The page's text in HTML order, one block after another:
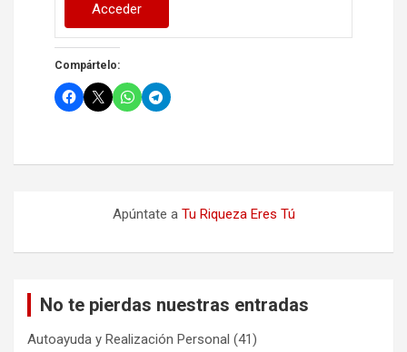
Acceder
Compártelo:
Apúntate a Tu Riqueza Eres Tú
No te pierdas nuestras entradas
Autoayuda y Realización Personal (41)